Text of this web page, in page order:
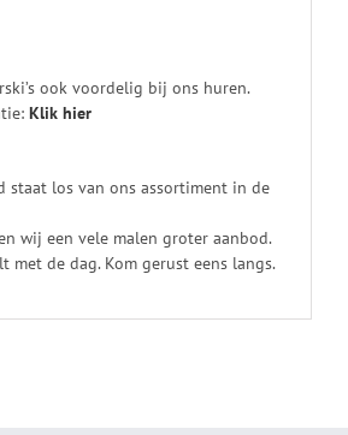
ook voordelig bij ons huren.
Klik hier
staat los van ons assortiment in de
wij een vele malen groter aanbod.
met de dag. Kom gerust eens langs.